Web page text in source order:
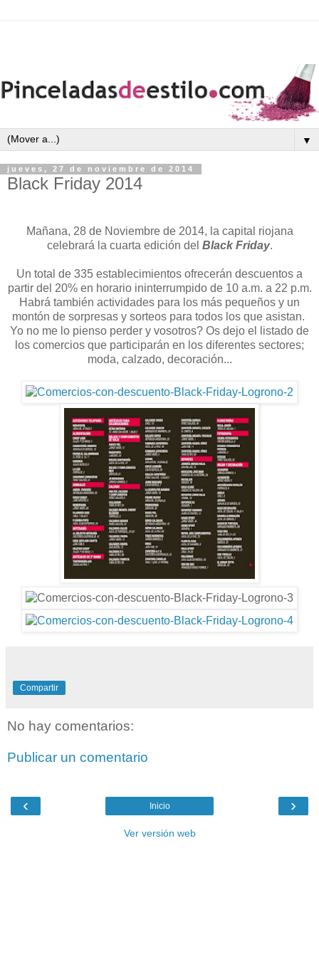
▼
jueves, 27 de noviembre de 2014
Black Friday 2014
Mañana, 28 de Noviembre de 2014, la capital riojana
celebrará la cuarta edición del Black Friday.
Un total de 335 establecimientos ofrecerán descuentos a
partir del 20% en horario ininterrumpido de 10 a.m. a 22 p.m.
Habrá también actividades para los más pequeños y un
montón de sorpresas y sorteos para todos los que asistan.
Yo no me lo pienso perder y vosotros? Os dejo el listado de
los comercios que participarán en los diferentes sectores;
moda, calzado, decoración...
Compartir
No hay comentarios:
Publicar un comentario
‹ ›
Inicio
Ver versión web